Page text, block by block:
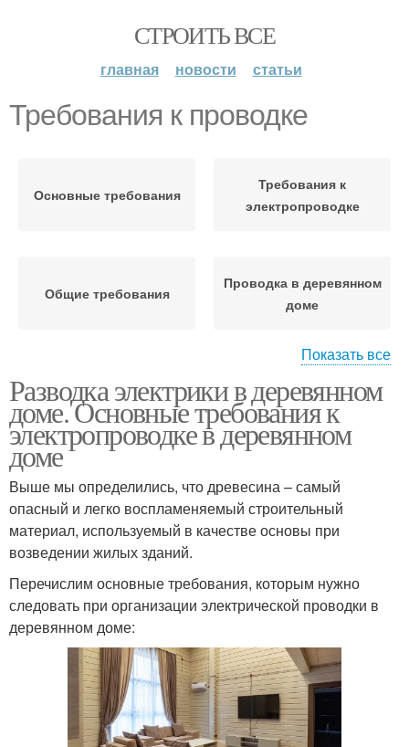
СТРОИТЬ ВСЕ
главная новости статьи
Требования к проводке
Основные требования
Требования к
электропроводке
Общие требования
Проводка в деревянном
доме
Закрытая проводка
доме
Внутренняя проводка Проводка на даче
Влаги на проводку Скрытая проводка
Открытая проводка Внутренний проводка
Показать все
Разводка электрики в деревянном
доме. Основные требования к
электропроводке в деревянном
доме
Выше мы определились, что древесина – самый
опасный и легко воспламеняемый строительный
материал, используемый в качестве основы при
возведении жилых зданий.
Перечислим основные требования, которым нужно
следовать при организации электрической проводки в
деревянном доме: